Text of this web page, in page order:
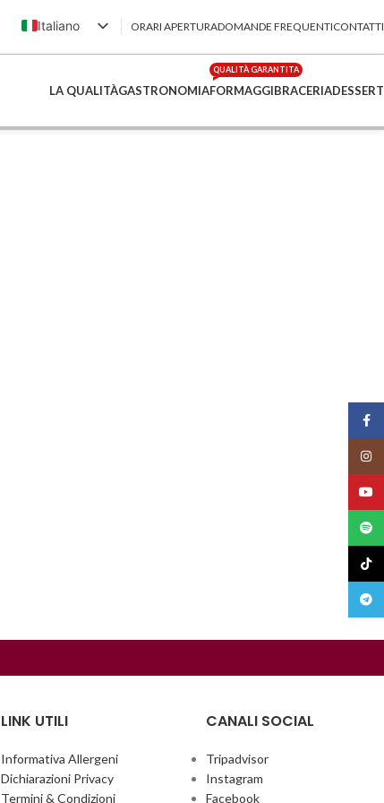
Italiano
English (UK)
Français
ORARI APERTURADOMANDE FREQUENTICONTATTI
LA QUALITÀGASTRONOMIAFORMAGGI
QUALITÀ GARANTITA
BRACERIADESSERT
LINK UTILI
Informativa Allergeni
Dichiarazioni Privacy
Termini & Condizioni
CANALI SOCIAL
Tripadvisor
Instagram
Facebook